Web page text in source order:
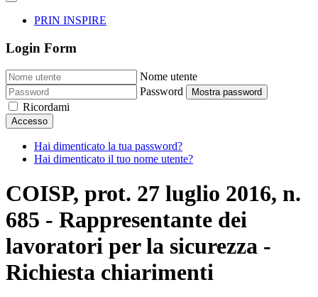
PRIN INSPIRE
Login Form
Nome utente
Password
Mostra password
Ricordami
Accesso
Hai dimenticato la tua password?
Hai dimenticato il tuo nome utente?
COISP, prot. 27 luglio 2016, n.
685 - Rappresentante dei
lavoratori per la sicurezza -
Richiesta chiarimenti